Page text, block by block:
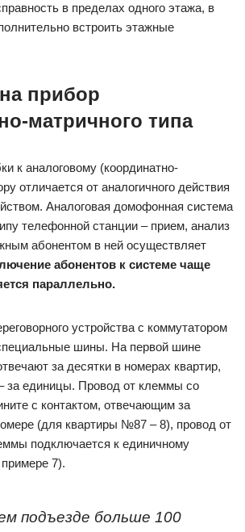
в пределах одного этажа, в
встроить этажные
прибор
матричного типа
к аналоговому (координатно-
отличается от аналогичного действия
Аналоговая домофонная система
телефонной станции – прием, анализ
абонентом в ней осуществляет
абонентов к системе чаще
параллельно.
устройства с коммутатором
шины. На первой шине
за десятки в номерах квартир,
за единицы. Провод от клеммы со
с контактом, отвечающим за
(для квартиры №87 – 8), провод от
подключается к единичному
7).
подъезде больше 100